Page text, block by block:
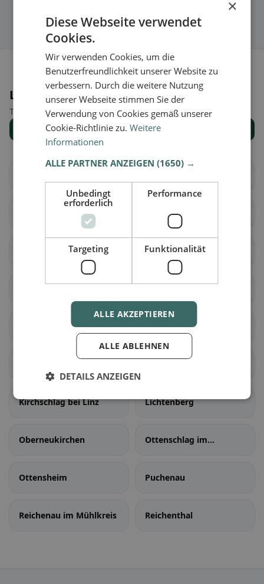
Luoghi nelle vicinanze
Trova il luogo giusto per la tua ricerca di ristoranti.
Mostra tutti i luoghi
Eidenberg
Engerwitzdorf
Feldkirchen an der
Donau
Gramastetten Haibach im Mühlkreis
Kirchschlag bei Linz Lichtenberg
Oberneukirchen
Ottenschlag im
Ottensheim Puchenau
Reichenau im Mühlkreis Reichenthal
×
Diese Webseite verwendet
Cookies.
Wir verwenden Cookies, um die
Benutzerfreundlichkeit unserer Website zu
verbessern. Durch die weitere Nutzung
unserer Webseite stimmen Sie der
Verwendung von Cookies gemäß unserer
Cookie-Richtlinie zu.Weitere
Informationen
ALLE PARTNER ANZEIGEN(1650) →
Unbedingt
erforderlich
Performance
Targeting Funktionalität
ALLE AKZEPTIEREN
ALLE ABLEHNEN
DETAILS ANZEIGEN